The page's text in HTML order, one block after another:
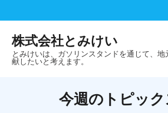
to
content
株式会社とみけい
とみけいは、ガソリンスタンドを通じて、
献したいと考えます。
今週のトピッ